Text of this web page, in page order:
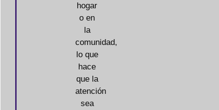
hogar
o en
la
comunidad,
lo que
hace
que la
atención
sea